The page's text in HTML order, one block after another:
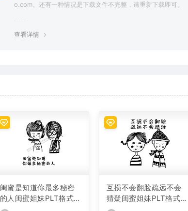
o.com。还有一种情况是下载文件不完整，请重新下载即可。
查看详情
闺蜜是知道你最多秘密
的人闺蜜姐妹PLT格式激
光打标文件通用矢量图
互损不会翻脸疏远不会
猜疑闺蜜姐妹PLT格式激
光打标文件通用矢量图